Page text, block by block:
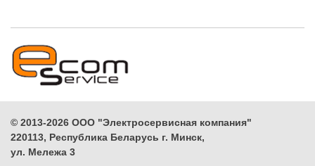
© 2013-2026 ООО "Электросервисная компания"
220113, Республика Беларусь г. Минск,
ул. Мележа 3